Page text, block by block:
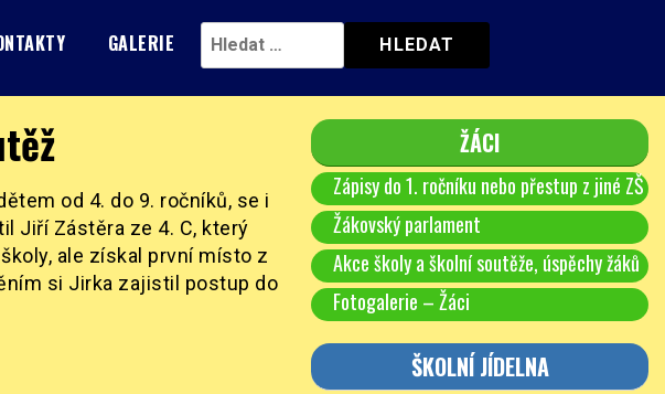
GALERIE
od 4. do 9. ročníků, se i
Jiří Zástěra ze 4. C, který
ale získal první místo z
si Jirka zajistil postup do
ŽÁCI
Zápisy do 1. ročníku nebo přestup z jiné ZŠ
Žákovský parlament
Akce školy a školní soutěže, úspěchy žáků
Fotogalerie – Žáci
ŠKOLNÍ JÍDELNA